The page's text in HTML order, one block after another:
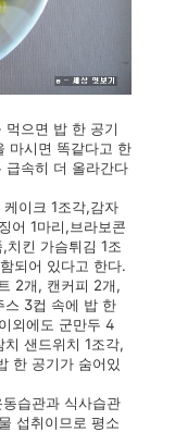
먹으면 밥 한 공기
마시면 똑같다고 한
급속히 더 올라간다
이크 1조각,감자
어 1마리,브라보콘
치킨 가슴튀김 1조
되어 있다고 한다.
2개, 캔커피 2개,
스 3컵 속에 밥 한
외에도 군만두 4
샌드위치 1조각,
한 공기가 숨어있
습관과 식사습관
섭취이므로 평소